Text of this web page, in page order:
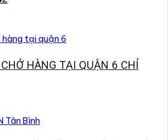
HÀNG TẠI QUẬN 6 CHỈ